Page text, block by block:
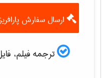
ارسال سفارش
ترجمه فیلم،